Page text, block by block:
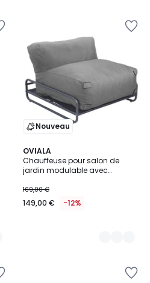
Nouveau
OVIALA
Chauffeuse pour salon de
jardin modulable avec
169,00 €
149,00 € -12%
3
Couleurs